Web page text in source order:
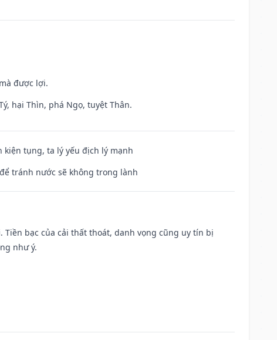
được lợi.
hại Thìn, phá Ngọ, tuyệt Thân.
kiện tụng, ta lý yếu địch lý mạnh
tránh nước sẽ không trong lành
bạc của cải thất thoát, danh vọng cũng uy tín bị
như ý.